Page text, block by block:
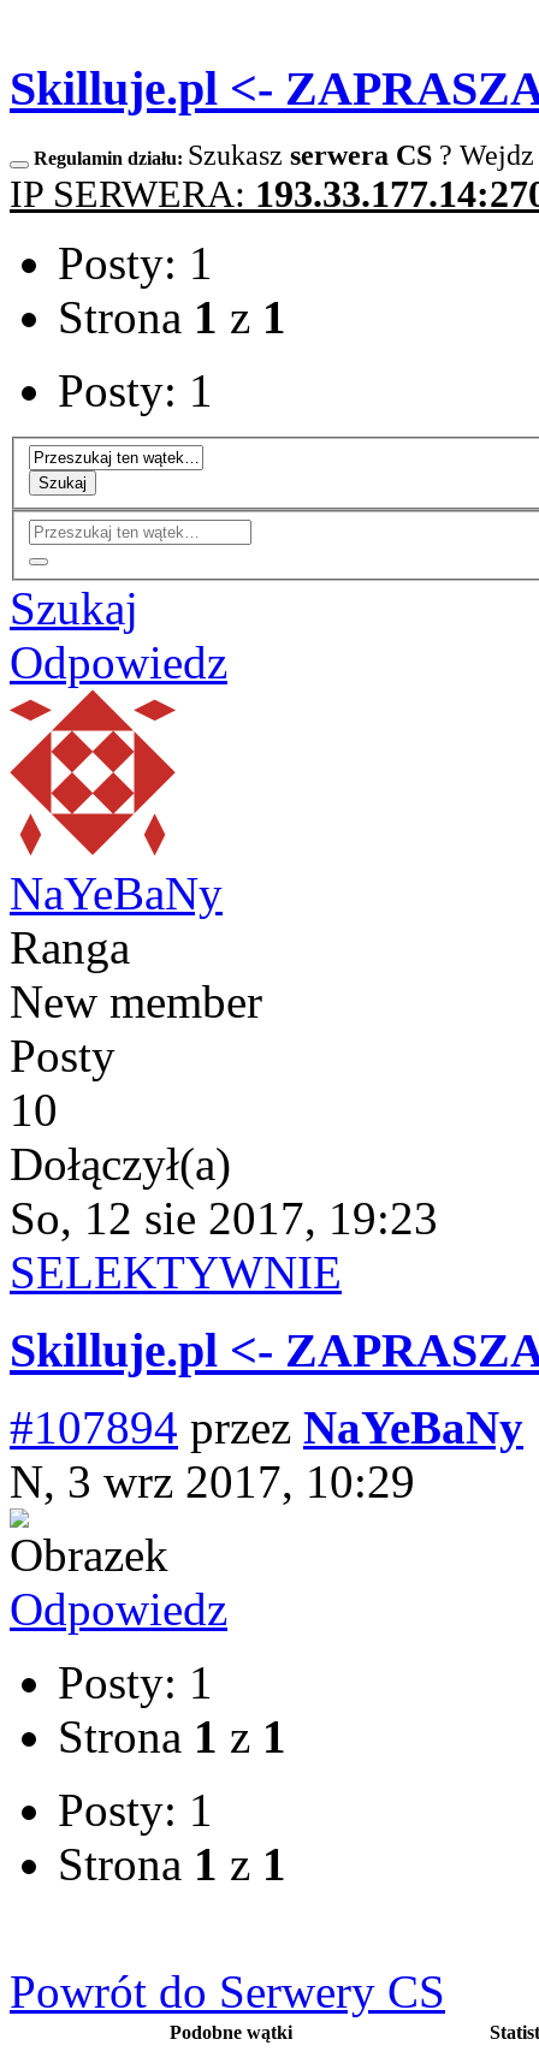
Skilluje.pl <-
Regulamin działu: Szukasz serwera CS ?
IP SERWERA:
Posty: 1
Strona 1 z 1
Posty: 1
Szukaj
Szukaj
Odpowiedz
NaYeBaNy
Ranga
New member
Posty
10
Dołączył(a)
So, 12 sie 2017, 19:23
SELEKTYWNIE
Skilluje.pl <-
#107894 przez NaYeBaNy
N, 3 wrz 2017, 10:29
Odpowiedz
Posty: 1
Strona 1 z 1
Posty: 1
Strona 1 z 1
Powrót do Serwery CS
Podobne wątki